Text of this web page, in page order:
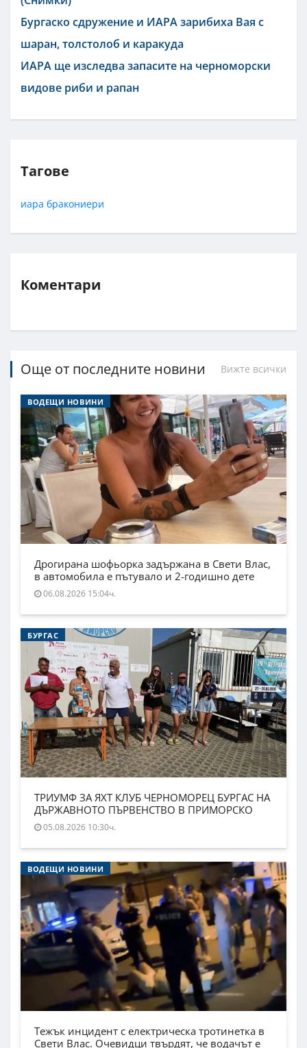
Бургаско сдружение и ИАРА зарибиха Вая с
шаран, толстолоб и каракуда
ИАРА ще изследва запасите на черноморски
видове риби и рапан
Тагове
иара бракониери
Коментари
Още от последните новини Вижте всички
ВОДЕЩИ НОВИНИ
Дрогирана шофьорка задържана в Свети Влас,
в автомобила е пътувало и 2-годишно дете
06.08.2026 15:04ч.
БУРГАС
ТРИУМФ ЗА ЯХТ КЛУБ ЧЕРНОМОРЕЦ БУРГАС НА
ДЪРЖАВНОТО ПЪРВЕНСТВО В ПРИМОРСКО
05.08.2026 10:30ч.
ВОДЕЩИ НОВИНИ
Тежък инцидент с електрическа тротинетка в
Свети Влас. Очевидци твърдят, че водачът е